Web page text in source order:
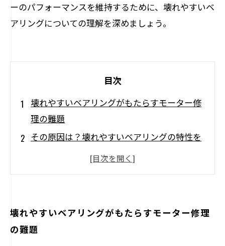
ーのパフォーマンスを維持するために、壊れやすいベ
アリングについての理解を深めましょう。
目次
壊れやすいベアリングがもたらすモーター修
理の難題
その原因は？壊れやすいベアリングの特性を
壊れたベアリング、緊急修理の手法とは
モーターの長寿命を守るための予防メンテナ
壊れやすいベアリングがもたらすモーター修理
の難題